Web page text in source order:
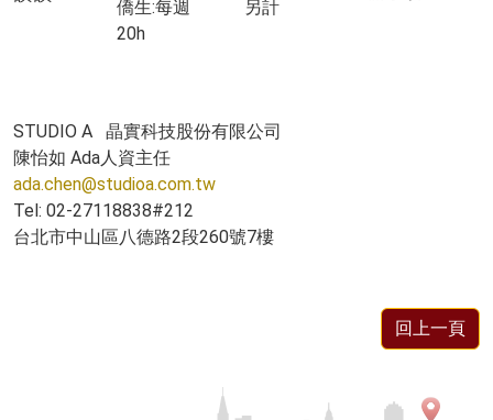
僑生:每週
20h
另計
STUDIO A 晶實科技股份有限公司
陳怡如 Ada人資主任
ada.chen@studioa.com.tw
Tel: 02-27118838#212
台北市中山區八德路2段260號7樓
回上一頁